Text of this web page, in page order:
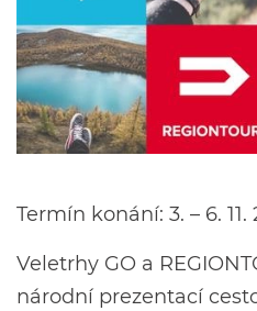
Termín konání: 3. – 6. 11.
Veletrhy GO a
národní prezentací